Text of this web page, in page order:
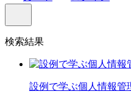
検索結果
設例で学ぶ個人情報管